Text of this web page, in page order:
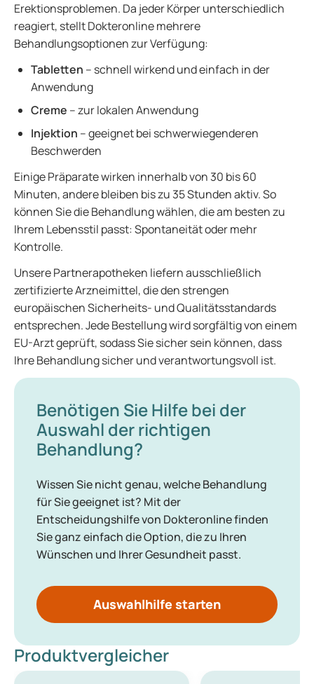
Erektionsproblemen. Da jeder Körper unterschiedlich
reagiert, stellt Dokteronline mehrere
Behandlungsoptionen zur Verfügung:
Tabletten – schnell wirkend und einfach in der
Anwendung
Creme – zur lokalen Anwendung
Injektion – geeignet bei schwerwiegenderen
Beschwerden
Einige Präparate wirken innerhalb von 30 bis 60
Minuten, andere bleiben bis zu 35 Stunden aktiv. So
können Sie die Behandlung wählen, die am besten zu
Ihrem Lebensstil passt: Spontaneität oder mehr
Kontrolle.
Unsere Partnerapotheken liefern ausschließlich
zertifizierte Arzneimittel, die den strengen
europäischen Sicherheits- und Qualitätsstandards
entsprechen. Jede Bestellung wird sorgfältig von einem
EU-Arzt geprüft, sodass Sie sicher sein können, dass
Ihre Behandlung sicher und verantwortungsvoll ist.
Benötigen Sie Hilfe bei der
Auswahl der richtigen
Behandlung?
Wissen Sie nicht genau, welche Behandlung
für Sie geeignet ist? Mit der
Entscheidungshilfe von Dokteronline finden
Sie ganz einfach die Option, die zu Ihren
Wünschen und Ihrer Gesundheit passt.
Auswahlhilfe starten
Produktvergleicher